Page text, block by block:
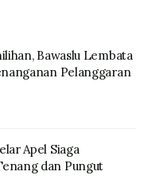
Bawaslu Lembata
Pelanggaran
Apel Siaga
dan Pungut